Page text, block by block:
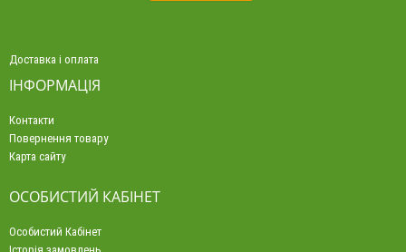
Доставка і оплата
ІНФОРМАЦІЯ
Контакти
Повернення товару
Карта сайту
ОСОБИСТИЙ КАБІНЕТ
Особистий Кабінет